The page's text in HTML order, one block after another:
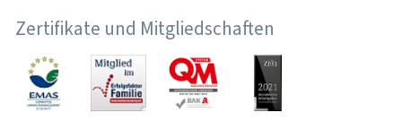
Zertifikate und Mitgliedschaften